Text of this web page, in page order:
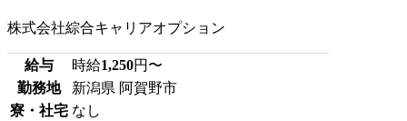
株式会社綜合キャリアオプション
給与 時給1,250円〜
勤務地
新潟県 阿賀野市
寮・社宅 なし